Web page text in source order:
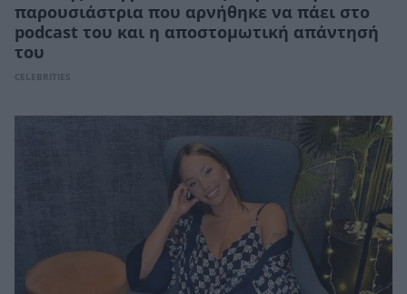
παρουσιάστρια που αρνήθηκε να πάει στο
podcast του και η αποστομωτική απάντησή
του
CELEBRITIES